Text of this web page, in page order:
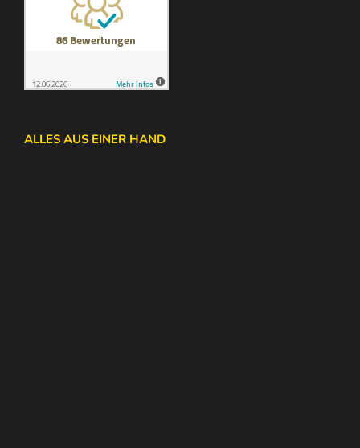
ALLES AUS EINER HAND